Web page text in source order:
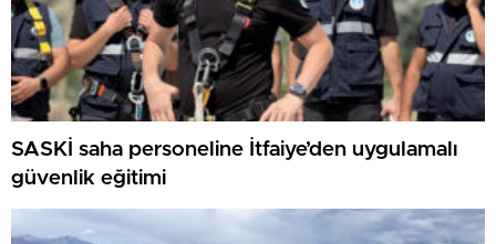
SASKİ saha personeline İtfaiye’den uygulamalı
güvenlik eğitimi